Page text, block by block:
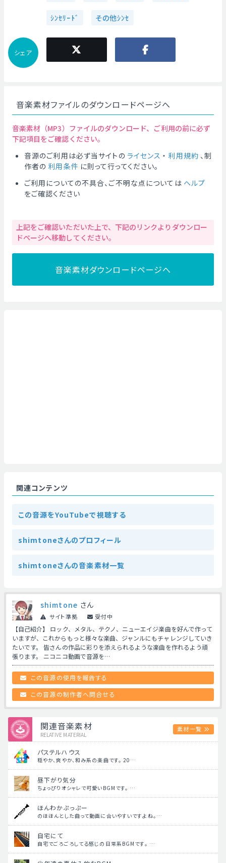
ｼﾝｾﾘｰﾄﾞ その他ｼﾝｾ
シェア
音楽素材ファイルのダウンロードページへ
音楽素材（MP3）ファイルのダウンロード、ご利用の前に必ず
下記項目をご確認ください。
音源のご利用は必ず当サイトの ライセンス ・ 利用規約 、制
作者の 利用条件 に則って行ってください。
ご利用についての不具合、ご不明な点については ヘルプ
をご確認ください
上記をご確認いただいた上で、下記のリンクよりダウンロー
ドページへ移動してください。
音楽素材ダウンロードページへ
関連コンテンツ
この音源をYouTubeで視聴する
shimtoneさんのプロフィール
shimtoneさんの音楽素材一覧
shimtone さん
サイト準拠 受付中
【自己紹介】 ロック、メタル、テクノ、ニューエイジ楽曲を好んで作って
いますが、これからもっと様々な楽曲、ジャンルにもチャレンジしていき
たいです。 皆さんの作品に彩りを添えられるような楽曲を作れるよう頑
張ります。 ニコニコ動画で音源を…
この音源の使用を報告する
この音源の制作者へ問合せる
関連音楽素材
RELATIVE MATERIAL
素材一覧
パステルハウス
穏やか、爽やか、和み系の楽曲です。 20…
昼下がり気分
ちょっぴりオシャレで可愛いBGMです。 …
ほんわかぷっぷー
のほほんとした曲って動画に合いやすいですよね。…
自宅にて
自宅でごろごろしてる感じの日常系BGMです。 …